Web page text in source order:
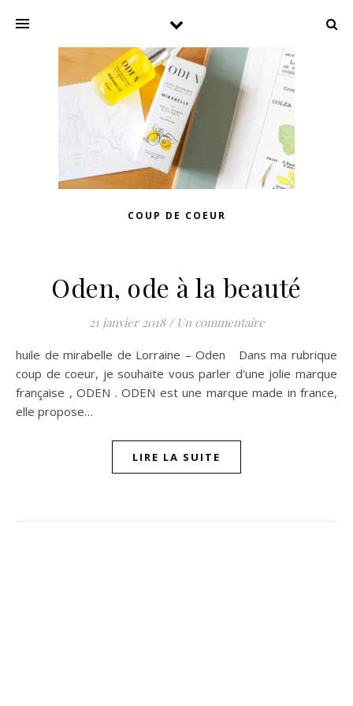
COUP DE COEUR
Oden, ode à la beauté
21 janvier 2018 / Un commentaire
huile de mirabelle de Lorraine – Oden Dans ma rubrique
coup de coeur, je souhaite vous parler d’une jolie marque
française , ODEN . ODEN est une marque made in france,
elle propose…
LIRE LA SUITE